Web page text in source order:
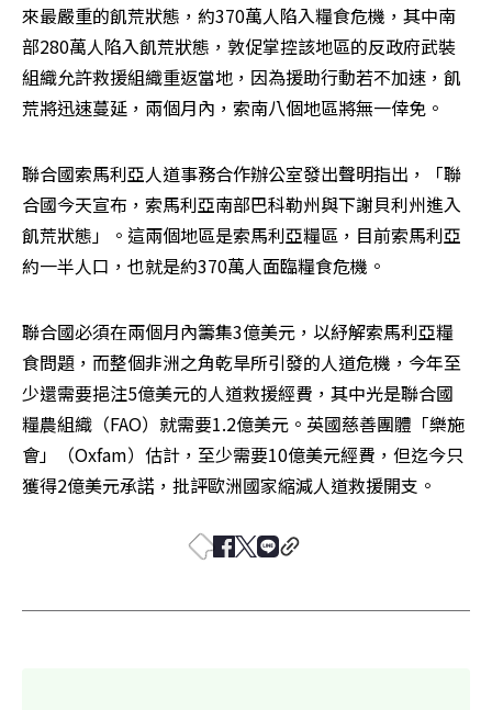
來最嚴重的飢荒狀態，約370萬人陷入糧食危機，其中南
部280萬人陷入飢荒狀態，敦促掌控該地區的反政府武裝
組織允許救援組織重返當地，因為援助行動若不加速，飢
荒將迅速蔓延，兩個月內，索南八個地區將無一倖免。
聯合國索馬利亞人道事務合作辦公室發出聲明指出，「聯
合國今天宣布，索馬利亞南部巴科勒州與下謝貝利州進入
飢荒狀態」。這兩個地區是索馬利亞糧區，目前索馬利亞
約一半人口，也就是約370萬人面臨糧食危機。
聯合國必須在兩個月內籌集3億美元，以紓解索馬利亞糧
食問題，而整個非洲之角乾旱所引發的人道危機，今年至
少還需要挹注5億美元的人道救援經費，其中光是聯合國
糧農組織（FAO）就需要1.2億美元。英國慈善團體「樂施
會」（Oxfam）估計，至少需要10億美元經費，但迄今只
獲得2億美元承諾，批評歐洲國家縮減人道救援開支。